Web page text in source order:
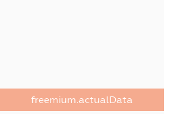
freemium.actualData